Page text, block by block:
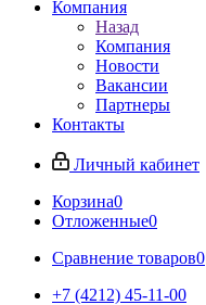
Компания
Назад
Компания
Новости
Вакансии
Партнеры
Контакты
Личный кабинет
Корзина0
Отложенные0
Сравнение товаров0
+7 (4212) 45-11-00